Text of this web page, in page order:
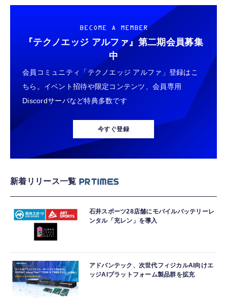
BECOME A MEMBER
『テクノエッジ アルファ』 第二期会員募集
中
会員コミュニティ「テクノエッジ アルファ」登録はこ
ちら。イベント招待や限定コンテンツ、会員専用
Discordサーバなど特典多数です
今すぐ登録
新着リリース一覧
石井スポーツ28店舗にモバイルバッテリーレ
ンタル「充レン」を導入
アドバンテック、次世代フィジカルAI向けエ
ッジAIプラットフォーム製品群を拡充